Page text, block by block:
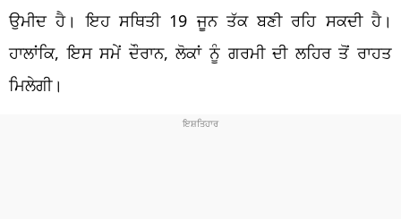
ਉਮੀਦ ਹੈ। ਇਹ ਸਥਿਤੀ 19 ਜੂਨ ਤੱਕ ਬਣੀ ਰਹਿ ਸਕਦੀ ਹੈ।
ਹਾਲਾਂਕਿ, ਇਸ ਸਮੇਂ ਦੌਰਾਨ, ਲੋਕਾਂ ਨੂੰ ਗਰਮੀ ਦੀ ਲਹਿਰ ਤੋਂ ਰਾਹਤ
ਮਿਲੇਗੀ।